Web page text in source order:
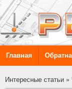
Главная
Интересные статьи »